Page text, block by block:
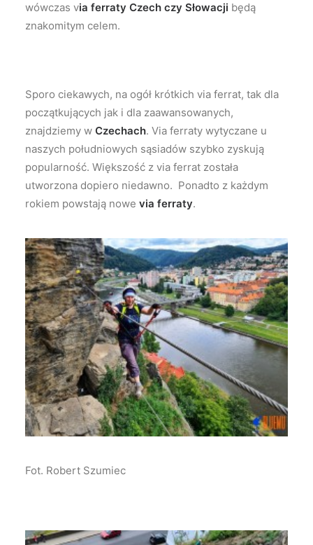
wówczas via ferraty Czech czy Słowacji będą
znakomitym celem.
Sporo ciekawych, na ogół krótkich via ferrat, tak dla
początkujących jak i dla zaawansowanych,
znajdziemy w Czechach. Via ferraty wytyczane u
naszych południowych sąsiadów szybko zyskują
popularność. Większość z via ferrat została
utworzona dopiero niedawno. Ponadto z każdym
rokiem powstają nowe via ferraty.
Fot. Robert Szumiec